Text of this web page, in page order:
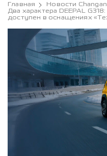
Главная
Новости Changan
Два характера DEEPAL
доступен в оснащениях